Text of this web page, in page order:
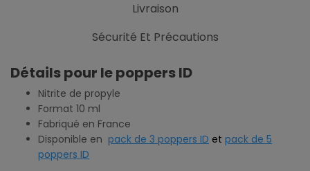
Livraison
Sécurité Et Précautions
Détails pour le poppers ID
Nitrite de propyle
Format 10 ml
Fabriqué en France
Disponible en pack de 3 poppers ID et pack de 5
poppers ID